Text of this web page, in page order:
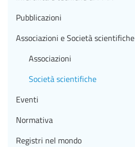
Pubblicazioni
Associazioni e Società scientifiche
Associazioni
Società scientifiche
Eventi
Normativa
Registri nel mondo